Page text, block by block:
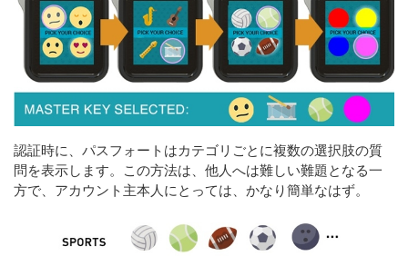
認証時に、パスフォートはカテゴリごとに複数の選択肢の質
問を表示します。この方法は、他人へは難しい難題となる一
方で、アカウント主本人にとっては、かなり簡単なはず。